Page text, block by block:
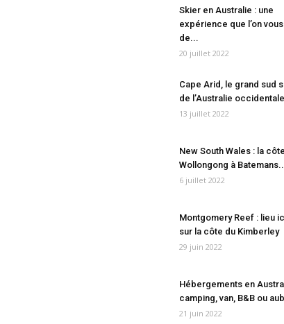
Skier en Australie : une
expérience que l’on
de...
20 juillet 2022
Cape Arid, le grand sud
de l’Australie occidentale
13 juillet 2022
New South Wales : la
Wollongong à
6 juillet 2022
Montgomery Reef : lieu
sur la côte du Kimberley
29 juin 2022
Hébergements en
camping, van, B&B ou
21 juin 2022